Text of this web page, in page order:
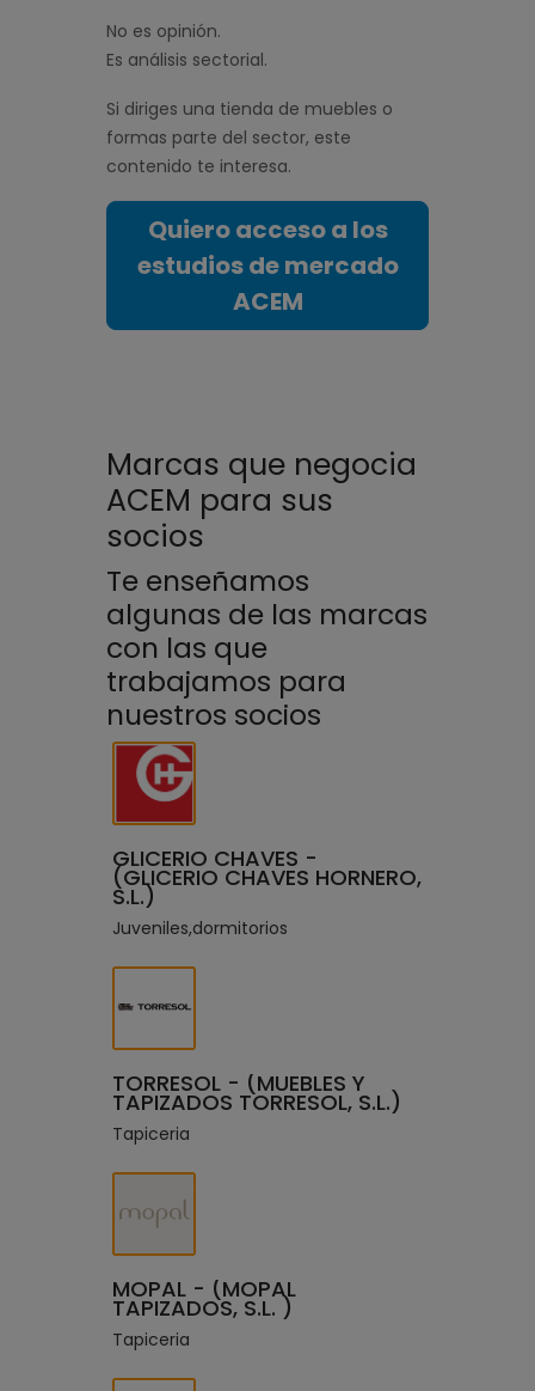
No es opinión.
Es análisis sectorial.
Si diriges una tienda de muebles o
formas parte del sector, este
contenido te interesa.
Quiero acceso a los
estudios de mercado
ACEM
Marcas que negocia
ACEM para sus
socios
Te enseñamos
algunas de las marcas
con las que
trabajamos para
nuestros socios
GLICERIO CHAVES -
(GLICERIO CHAVES HORNERO,
S.L.)
Juveniles,dormitorios
TORRESOL - (MUEBLES Y
TAPIZADOS TORRESOL, S.L.)
Tapiceria
MOPAL - (MOPAL
TAPIZADOS, S.L. )
Tapiceria